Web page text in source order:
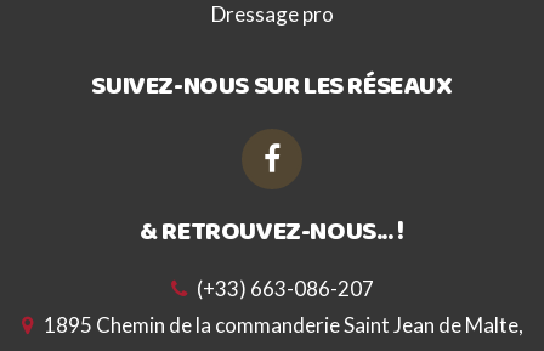
Dressage pro
SUIVEZ-NOUS SUR LES RÉSEAUX
& RETROUVEZ-NOUS... !
(+33) 663-086-207
1895 Chemin de la commanderie Saint Jean de Malte,